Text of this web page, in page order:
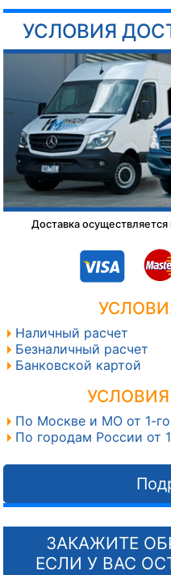
УСЛОВИЯ
Доставка
Наличный расчет
Безналичный расчет
Банковской картой
По Москве и МО от 1-
По городам России от
ЗАКАЖИТЕ
ЕСЛИ У ВАС